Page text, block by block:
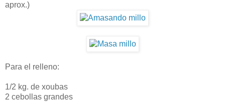
aprox.)
Para el relleno:
1/2 kg. de xoubas
2 cebollas grandes